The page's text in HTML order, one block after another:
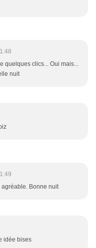
quelques clics... Oui mais...
nuit
Bonne nuit
idée bises